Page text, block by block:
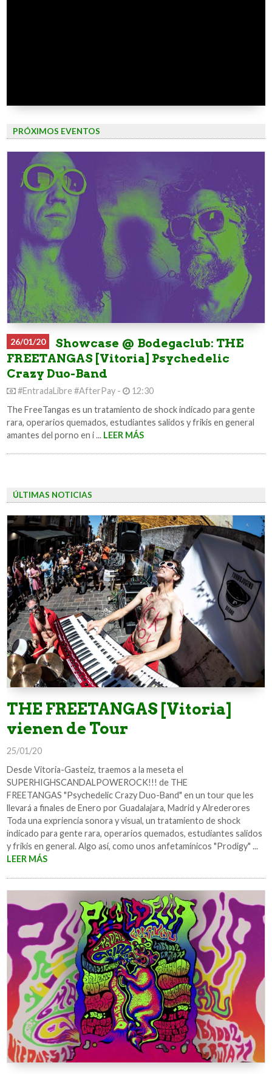
PRÓXIMOS EVENTOS
26/01/20
Showcase @ Bodegaclub: THE
FREETANGAS [Vitoria] Psychedelic
Crazy Duo-Band
#EntradaLibre #AfterPay -
12:30
The FreeTangas es un tratamiento de shock indicado para gente
rara, operarios quemados, estudiantes salidos y frikis en general
amantes del porno en i ... LEER MÁS
ÚLTIMAS NOTICIAS
THE FREETANGAS [Vitoria]
vienen de Tour
25/01/20
Desde Vitoria-Gasteiz, traemos a la meseta el
SUPERHIGHSCANDALPOWEROCK!!! de THE
FREETANGAS "Psychedelic Crazy Duo-Band" en un tour que les
llevará a finales de Enero por Guadalajara, Madrid y Alrederores
Toda una expriencia sonora y visual, un tratamiento de shock
indicado para gente rara, operarios quemados, estudiantes salidos
y frikis en general. Algo así, como unos anfetamínicos "Prodigy" ...
LEER MÁS